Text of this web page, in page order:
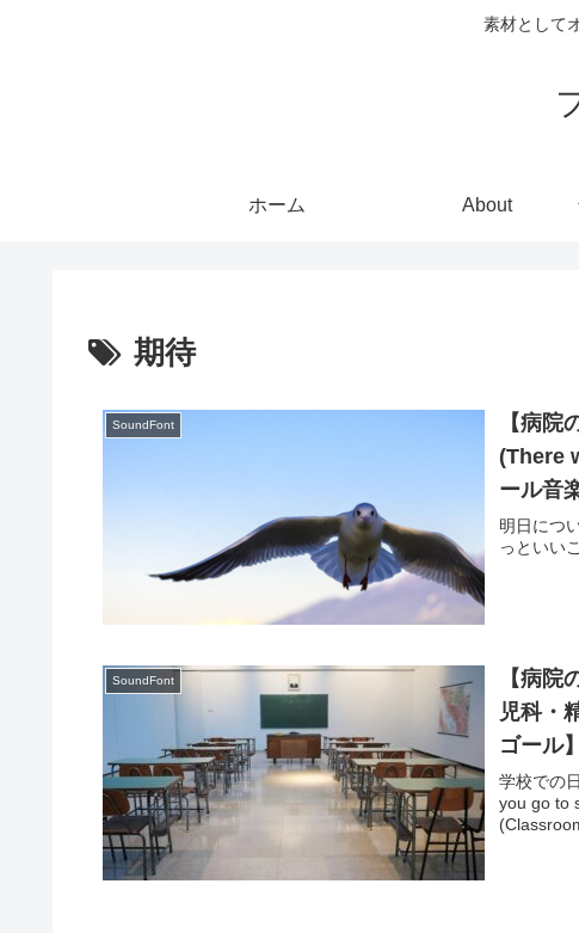
素材として
ホーム About
期待
SoundFont
【病
(There
ール音
明日につ
っといい
SoundFont
【病
児科・
ゴール】
学校での
you go to